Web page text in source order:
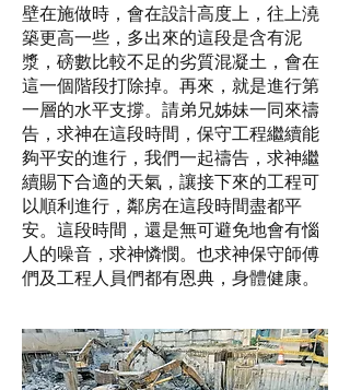
壁在施做時，會在設計高度上，往上澆
築更高一些，多出來的這段是含有泥
漿，磅數比較不足的劣質混凝土，會在
這一個階段打除掉。再來，就是進行第
一層的水平支撐。請弟兄姊妹一同來禱
告，求神在這段時間，保守工程繼續能
夠平安的進行，我們一起禱告，求神繼
續賜下合適的天氣，讓接下來的工程可
以順利進行，鄰房在這段時間盡都平
安。這段時間，還是無可避免地會有惱
人的噪音，求神憐憫。也求神保守師傅
們及工程人員們都有恩典，身體健康。